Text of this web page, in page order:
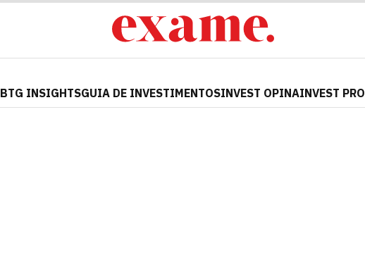
BTG INSIGHTSGUIA DE INVESTIMENTOSINVEST OPINAINVEST PRO